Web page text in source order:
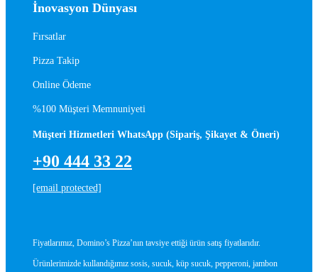
İnovasyon Dünyası
Fırsatlar
Pizza Takip
Online Ödeme
%100 Müşteri Memnuniyeti
Müşteri Hizmetleri WhatsApp (Sipariş, Şikayet & Öneri)
+90 444 33 22
[email protected]
Fiyatlarımız, Domino’s Pizza’nın tavsiye ettiği ürün satış fiyatlarıdır.
Ürünlerimizde kullandığımız sosis, sucuk, küp sucuk, pepperoni, jambon